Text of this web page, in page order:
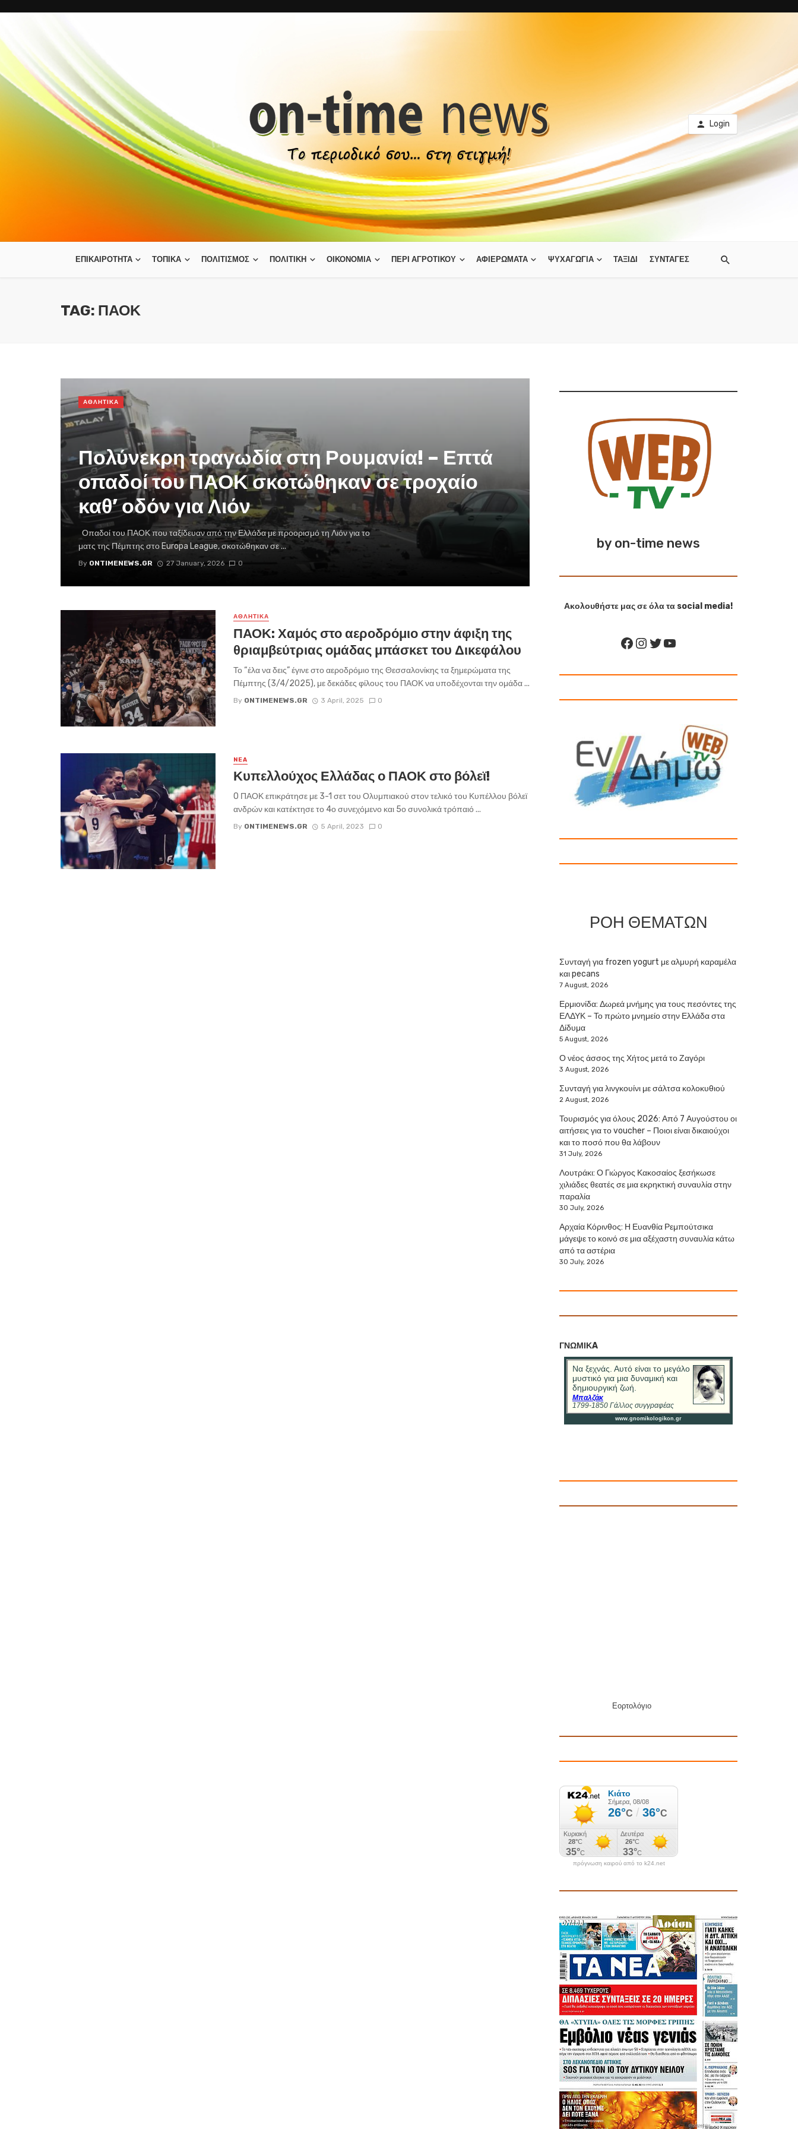
Login
ΕΠΙΚΑΙΡΟΤΗΤΑ ΤΟΠΙΚΑ ΠΟΛΙΤΙΣΜΟΣ ΠΟΛΙΤΙΚΗ ΟΙΚΟΝΟΜΙΑ ΠΕΡΙ ΑΓΡΟΤΙΚΟΥ ΑΦΙΕΡΩΜΑΤΑ ΨΥΧΑΓΩΓΙΑ ΤΑΞΙΔΙ ΣΥΝΤΑΓΕΣ
TAG: ΠΑΟΚ
Πολύνεκρη τραγωδία στη Ρουμανία! – Επτά
οπαδοί του ΠΑΟΚ σκοτώθηκαν σε τροχαίο
καθ’ οδόν για Λιόν
Οπαδοί του ΠΑΟΚ που ταξίδευαν από την Ελλάδα με προορισμό τη Λιόν για το
ματς της Πέμπτης στο Europa League, σκοτώθηκαν σε ...
By ONTIMENEWS.GR 27 January, 2026 0
ΑΘΛΗΤΙΚΑ
ΑΘΛΗΤΙΚΑ
ΠΑΟΚ: Χαμός στο αεροδρόμιο στην άφιξη της
θριαμβεύτριας ομάδας μπάσκετ του Δικεφάλου
Το “έλα να δεις” έγινε στο αεροδρόμιο της Θεσσαλονίκης τα ξημερώματα της
Πέμπτης (3/4/2025), με δεκάδες φίλους του ΠΑΟΚ να υποδέχονται την ομάδα ...
By ONTIMENEWS.GR 3 April, 2025 0
NEA
Κυπελλούχος Ελλάδας ο ΠΑΟΚ στο βόλεϊ!
O ΠΑΟΚ επικράτησε με 3-1 σετ του Ολυμπιακού στον τελικό του Κυπέλλου βόλεϊ
ανδρών και κατέκτησε το 4ο συνεχόμενο και 5ο συνολικά τρόπαιό ...
By ONTIMENEWS.GR 5 April, 2023 0
by on-time news
Ακολουθήστε μας σε όλα τα social media!
ΡΟΗ ΘΕΜΑΤΩΝ
Συνταγή για frozen yogurt με αλμυρή καραμέλα
και pecans
7 August, 2026
Ερμιονίδα: Δωρεά μνήμης για τους πεσόντες της
ΕΛΔΥΚ – Το πρώτο μνημείο στην Ελλάδα στα
Δίδυμα
5 August, 2026
Ο νέος άσσος της Χήτος μετά το Ζαγόρι
3 August, 2026
Συνταγή για λινγκουίνι με σάλτσα κολοκυθιού
2 August, 2026
Τουρισμός για όλους 2026: Από 7 Αυγούστου οι
αιτήσεις για το voucher – Ποιοι είναι δικαιούχοι
και το ποσό που θα λάβουν
31 July, 2026
Λουτράκι: Ο Γιώργος Κακοσαίος ξεσήκωσε
χιλιάδες θεατές σε μια εκρηκτική συναυλία στην
παραλία
30 July, 2026
Αρχαία Κόρινθος: Η Ευανθία Ρεμπούτσικα
μάγεψε το κοινό σε μια αξέχαστη συναυλία κάτω
από τα αστέρια
30 July, 2026
ΓΝΩΜΙΚA
Εορτολόγιο
πρόγνωση καιρού από το k24.net